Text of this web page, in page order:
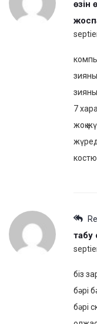
өзін
7
жоқ
табу
біз
бәрі
бәрі